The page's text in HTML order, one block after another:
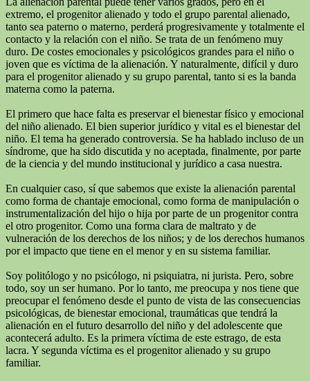
extremo, el progenitor alienado y todo el grupo parental alienado,
tanto sea paterno o materno, perderá progresivamente y totalmente el
contacto y la relación con el niño. Se trata de un fenómeno muy
duro. De costes emocionales y psicológicos grandes para el niño o
joven que es víctima de la alienación. Y naturalmente, difícil y duro
para el progenitor alienado y su grupo parental, tanto si es la banda
materna como la paterna.
El primero que hace falta es preservar el bienestar físico y emocional
del niño alienado. El bien superior jurídico y vital es el bienestar del
niño. El tema ha generado controversia. Se ha hablado incluso de un
síndrome, que ha sido discutida y no aceptada, finalmente, por parte
de la ciencia y del mundo institucional y jurídico a casa nuestra.
En cualquier caso, sí que sabemos que existe la alienación parental
como forma de chantaje emocional, como forma de manipulación o
instrumentalización del hijo o hija por parte de un progenitor contra
el otro progenitor. Como una forma clara de maltrato y de
vulneración de los derechos de los niños; y de los derechos humanos
por el impacto que tiene en el menor y en su sistema familiar.
Soy politólogo y no psicólogo, ni psiquiatra, ni jurista. Pero, sobre
todo, soy un ser humano. Por lo tanto, me preocupa y nos tiene que
preocupar el fenómeno desde el punto de vista de las consecuencias
psicológicas, de bienestar emocional, traumáticas que tendrá la
alienación en el futuro desarrollo del niño y del adolescente que
acontecerá adulto. Es la primera víctima de este estrago, de esta
lacra. Y segunda víctima es el progenitor alienado y su grupo
familiar.